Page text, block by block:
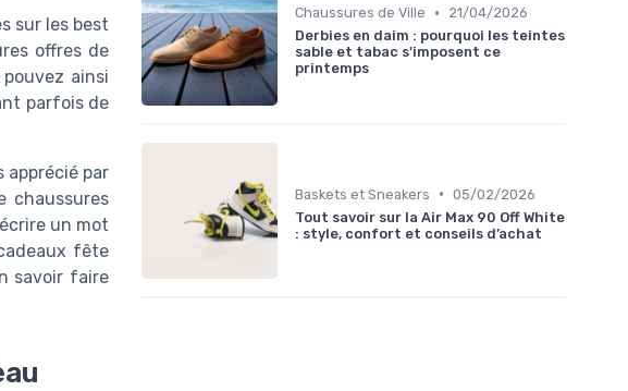
sur les best
offres de
ainsi
parfois de
apprécié par
chaussures
un mot
fête
savoir faire
Chaussures de Ville •
21/04/2026
Derbies en daim : pourquoi les teintes
sable et tabac s'imposent ce
printemps
Baskets et Sneakers • 05/02/2026
Tout savoir sur la Air Max 90 Off White
: style, confort et conseils d’achat